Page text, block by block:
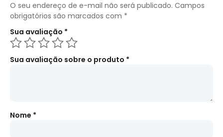
O seu endereço de e-mail não será publicado. Campos
obrigatórios são marcados com *
Sua avaliação *
Sua avaliação sobre o produto *
Nome *